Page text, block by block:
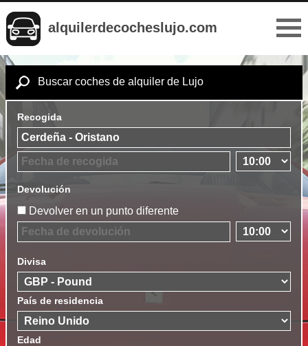
alquilerdecocheslujo.com
Buscar coches de alquiler de Lujo
Recogida
Devolución
Devolver en un punto diferente
Divisa
País de residencia
Edad